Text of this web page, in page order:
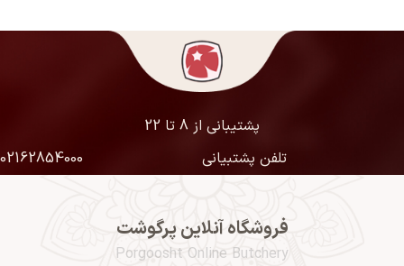
پشتیبانی از 8 تا 22
تلفن پشتبیانی
02162854000
فروشگاه آنلاین پرگوشت
Porgoosht Online Butchery